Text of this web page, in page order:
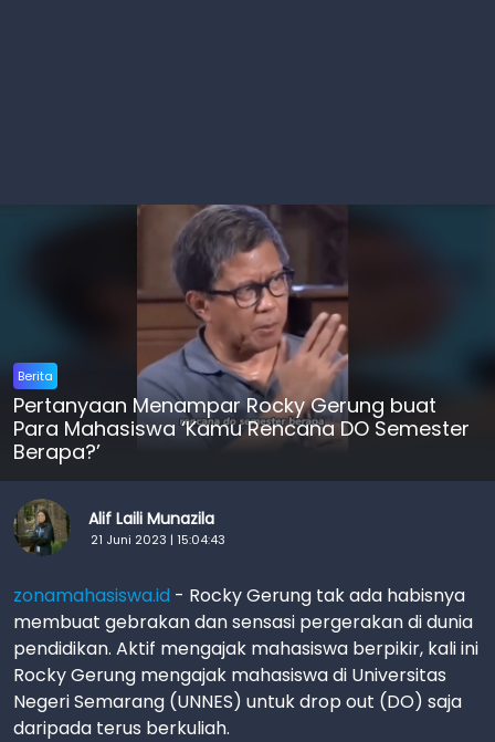
Berita
Pertanyaan Menampar Rocky Gerung buat
Para Mahasiswa ‘Kamu Rencana DO Semester
Berapa?’
Alif Laili Munazila
21 Juni 2023 | 15:04:43
zonamahasiswa.id - Rocky Gerung tak ada habisnya
membuat gebrakan dan sensasi pergerakan di dunia
pendidikan. Aktif mengajak mahasiswa berpikir, kali ini
Rocky Gerung mengajak mahasiswa di Universitas
Negeri Semarang (UNNES) untuk drop out (DO) saja
daripada terus berkuliah.